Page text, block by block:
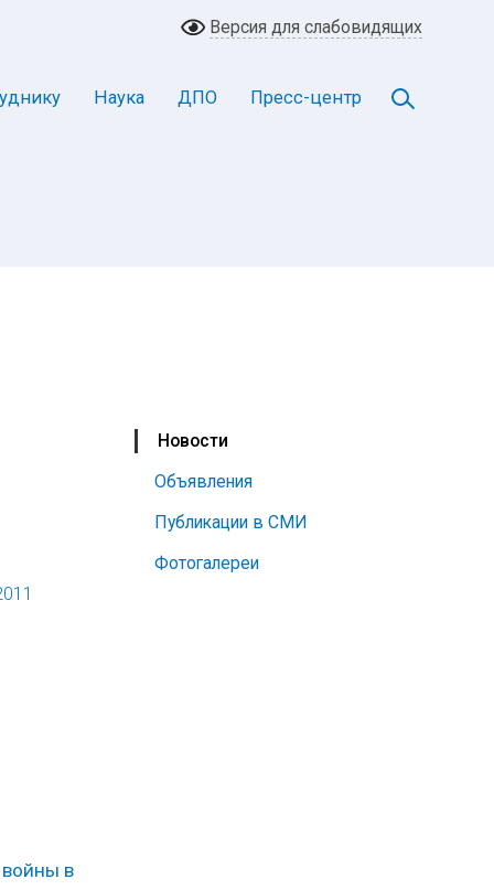
Версия для слабовидящих
Наука ДПО Пресс-центр
Новости
Объявления
Публикации в СМИ
Фотогалереи
в